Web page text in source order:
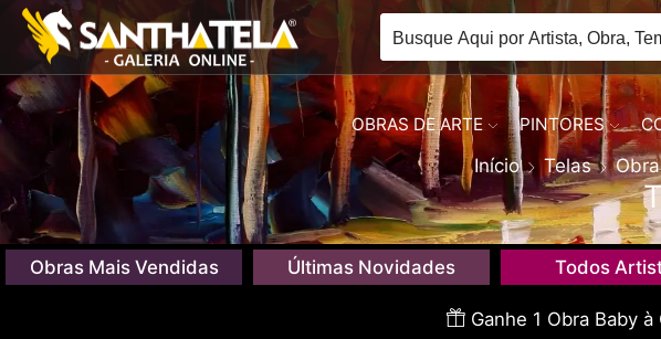
OBRAS DE ARTE PINTORES
Início Telas
Obras Mais Vendidas Últimas Novidades Todos
Ganhe 1 Obra Baby